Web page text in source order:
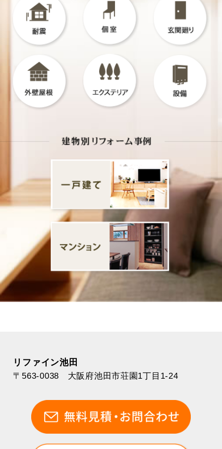
リファイン池田
〒563-0038 大阪府池田市荘園1丁目1-24